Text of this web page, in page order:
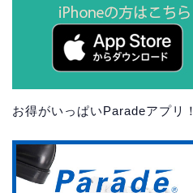
お得がいっぱいParadeアプリ！